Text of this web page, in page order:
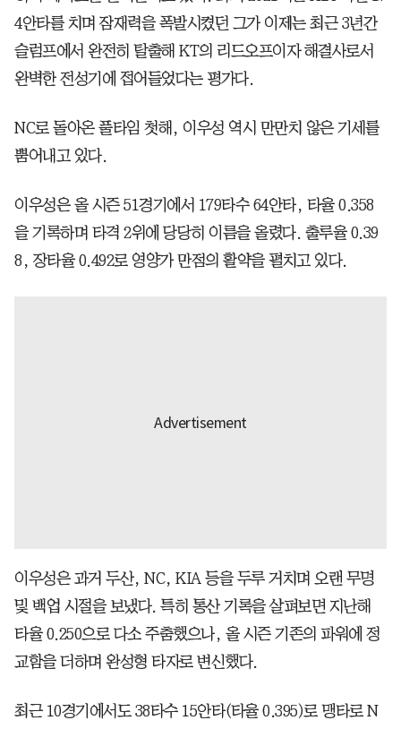
4안타를 치며 잠재력을 폭발시켰던 그가 이제는 최근 3년간
슬럼프에서 완전히 탈출해 KT의 리드오프이자 해결사로서
완벽한 전성기에 접어들었다는 평가다.
NC로 돌아온 풀타임 첫해, 이우성 역시 만만치 않은 기세를
뿜어내고 있다.
이우성은 올 시즌 51경기에서 179타수 64안타, 타율 0.358
을 기록하며 타격 2위에 당당히 이름을 올렸다. 출루율 0.39
8, 장타율 0.492로 영양가 만점의 활약을 펼치고 있다.
이우성은 과거 두산, NC, KIA 등을 두루 거치며 오랜 무명
및 백업 시절을 보냈다. 특히 통산 기록을 살펴보면 지난해
타율 0.250으로 다소 주춤했으나, 올 시즌 기존의 파워에 정
교함을 더하며 완성형 타자로 변신했다.
최근 10경기에서도 38타수 15안타(타율 0.395)로 맹타로 N